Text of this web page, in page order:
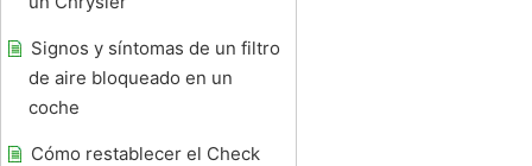
Signos y síntomas de un filtro
de aire bloqueado en un
coche
Cómo restablecer el Check